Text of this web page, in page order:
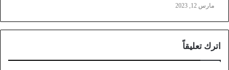
مارس 12, 2023
اترك تعليقاً